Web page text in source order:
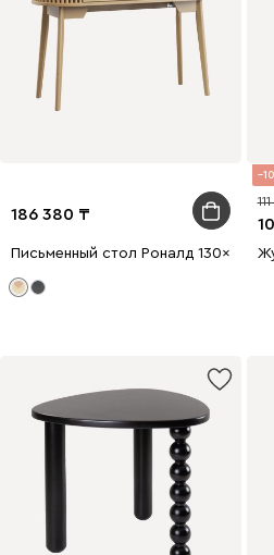
186 380
Письменный стол Роналд 130x50
10